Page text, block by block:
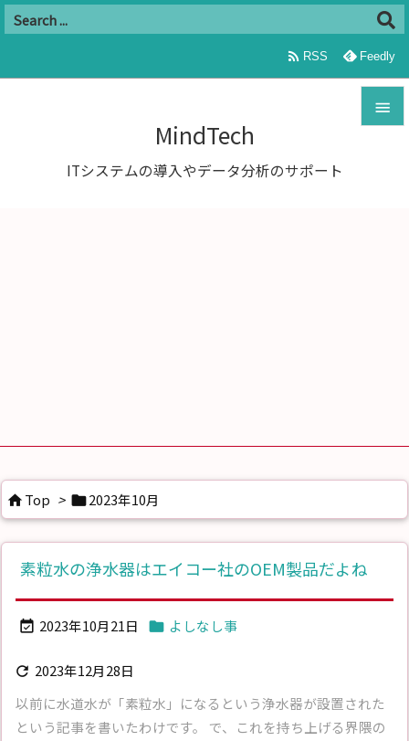
MindTech
ITシステムの導入やデータ分析のサポート

 RSS Feedly
 Top > 2023年10月
素粒水の浄水器はエイコー社のOEM製品だよね
 2023年10月21日  よしなし事
 2023年12月28日
以前に水道水が「素粒水」になるという浄水器が設置された
という記事を書いたわけです。 で、これを持ち上げる界隈の